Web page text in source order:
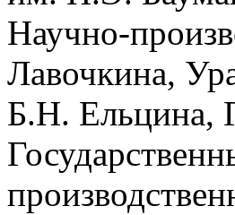
Научно-
Лавочкина,
Б.Н. Ельцина,